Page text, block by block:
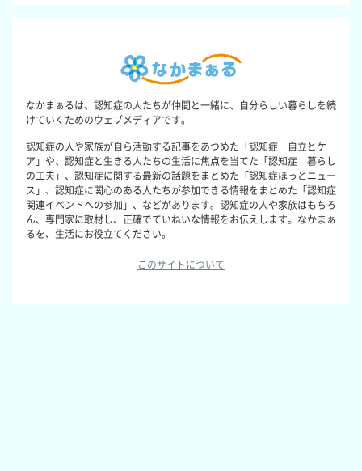
なかまぁるは、認知症の人たちが仲間と一緒に、自分らしい暮らしを続
けていくためのウェブメディアです。
認知症の人や家族が自ら活動する記事をあつめた「認知症 自立とケ
ア」や、認知症と生きる人たちの生活に焦点を当てた「認知症 暮らし
の工夫」、認知症に関する最新の話題をまとめた「認知症ほっとニュー
ス」、認知症に関心のある人たちが参加できる情報をまとめた「認知症
関連イベントへの参加」、などがあります。認知症の人や家族はもちろ
ん、専門家に取材し、正確でていねいな情報をお伝えします。なかまぁ
るを、生活にお役立てください。
このサイトについて